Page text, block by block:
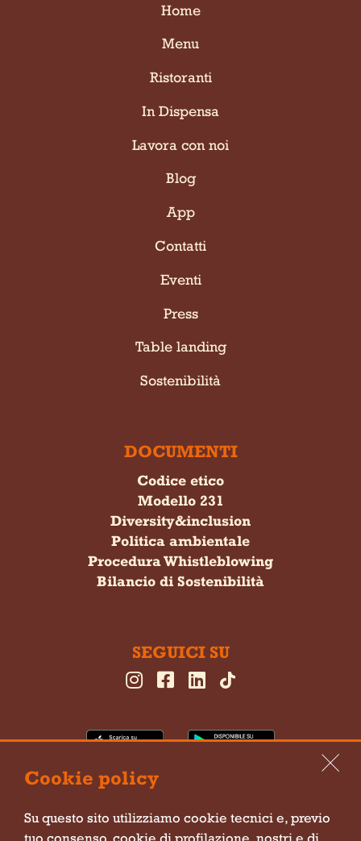
Home
Menu
Ristoranti
In Dispensa
Lavora con noi
Blog
App
Contatti
Eventi
Press
Table landing
Sostenibilità
DOCUMENTI
Codice etico
Modello 231
Diversity&inclusion
Politica ambientale
Procedura Whistleblowing
Bilancio di Sostenibilità
SEGUICI SU
Cookie policy
Cookie policy
Su questo sito utilizziamo cookie tecnici e, previo